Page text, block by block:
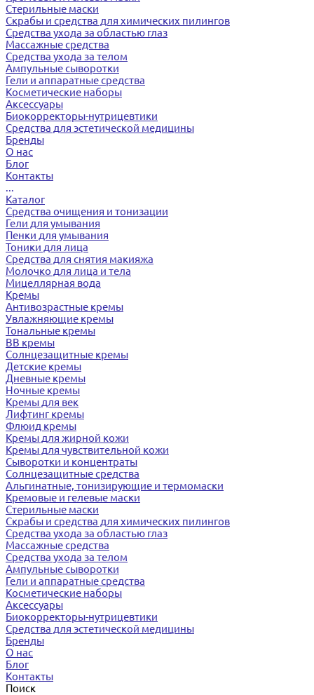
Стерильные маски
Скрабы и средства для химических пилингов
Средства ухода за областью глаз
Массажные средства
Средства ухода за телом
Ампульные сыворотки
Гели и аппаратные средства
Косметические наборы
Аксессуары
Биокорректоры-нутрицевтики
Средства для эстетической медицины
Бренды
О нас
Блог
Контакты
...
Каталог
Средства очищения и тонизации
Гели для умывания
Пенки для умывания
Тоники для лица
Средства для снятия макияжа
Молочко для лица и тела
Мицеллярная вода
Кремы
Антивозрастные кремы
Увлажняющие кремы
Тональные кремы
BB кремы
Солнцезащитные кремы
Детские кремы
Дневные кремы
Ночные кремы
Кремы для век
Лифтинг кремы
Флюид кремы
Кремы для жирной кожи
Кремы для чувствительной кожи
Сыворотки и концентраты
Солнцезащитные средства
Альгинатные, тонизирующие и термомаски
Кремовые и гелевые маски
Стерильные маски
Скрабы и средства для химических пилингов
Средства ухода за областью глаз
Массажные средства
Средства ухода за телом
Ампульные сыворотки
Гели и аппаратные средства
Косметические наборы
Аксессуары
Биокорректоры-нутрицевтики
Средства для эстетической медицины
Бренды
О нас
Блог
Контакты
Поиск